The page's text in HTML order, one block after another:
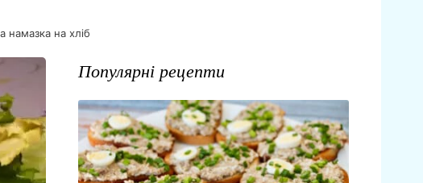
намазка на хліб
Популярні рецепти